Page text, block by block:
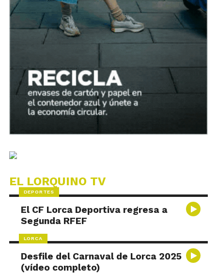
EL LORQUINO TV
DEPORTES
El CF Lorca Deportiva regresa a
Segunda RFEF
LORCA
Desfile del Carnaval de Lorca 2025
(vídeo completo)